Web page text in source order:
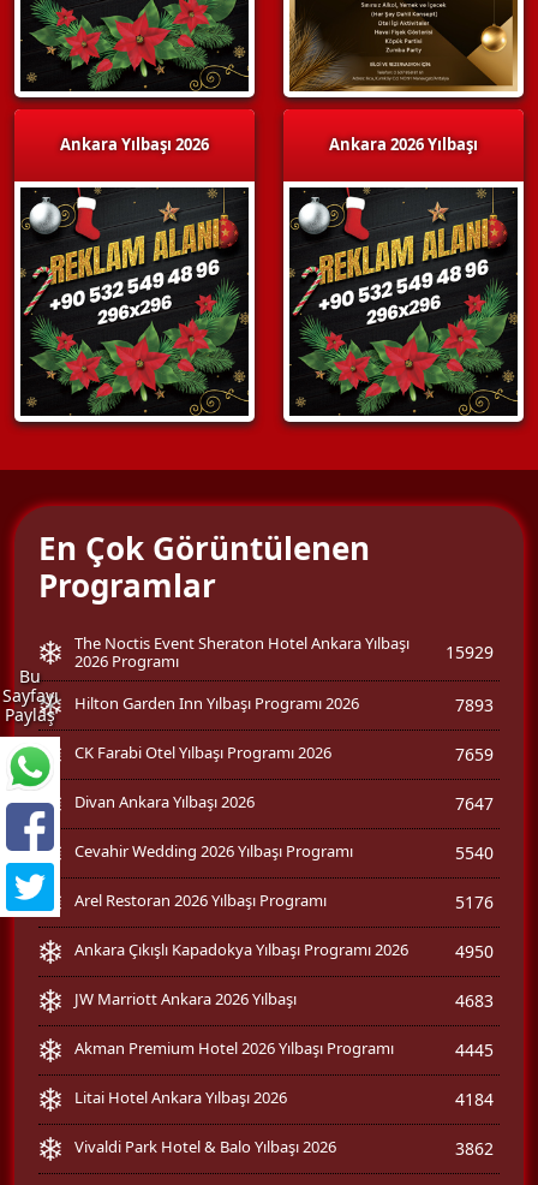
Ankara Yılbaşı 2026 Ankara 2026 Yılbaşı
Bu
Sayfayı
Paylaş
En Çok Görüntülenen
Programlar
The Noctis Event Sheraton Hotel Ankara Yılbaşı
2026 Programı
15929
Hilton Garden Inn Yılbaşı Programı 2026 7893
CK Farabi Otel Yılbaşı Programı 2026 7659
Divan Ankara Yılbaşı 2026 7647
Cevahir Wedding 2026 Yılbaşı Programı 5540
Arel Restoran 2026 Yılbaşı Programı 5176
Ankara Çıkışlı Kapadokya Yılbaşı Programı 2026 4950
JW Marriott Ankara 2026 Yılbaşı 4683
Akman Premium Hotel 2026 Yılbaşı Programı 4445
Litai Hotel Ankara Yılbaşı 2026 4184
Vivaldi Park Hotel & Balo Yılbaşı 2026 3862